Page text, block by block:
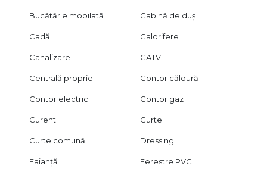
Bucătărie mobilată Cabină de duș
Cadă Calorifere
Canalizare CATV
Centrală proprie Contor căldură
Contor electric Contor gaz
Curent Curte
Curte comună Dressing
Faianță Ferestre PVC